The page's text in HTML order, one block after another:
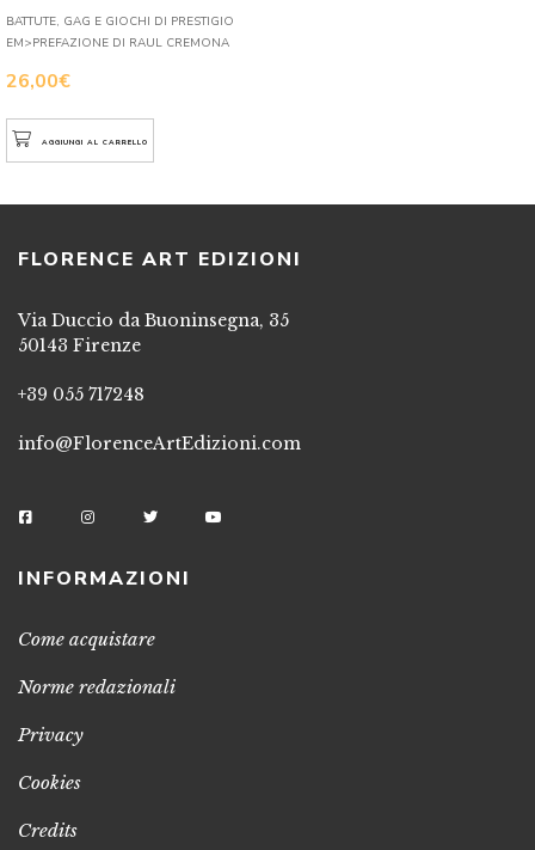
26,00€
BATTUTE, GAG E GIOCHI DI PRESTIGIO
EM>PREFAZIONE DI RAUL CREMONA
AGGIUNGI AL CARRELLO
FLORENCE ART EDIZIONI
Via Duccio da Buoninsegna, 35
50143 Firenze
+39 055 717248
info@FlorenceArtEdizioni.com
INFORMAZIONI
Come acquistare
Norme redazionali
Privacy
Cookies
Credits